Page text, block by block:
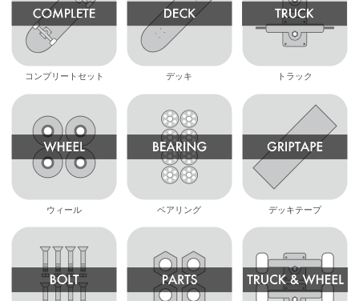
コンプリートセット デッキ トラック
ウィール ベアリング デッキテープ